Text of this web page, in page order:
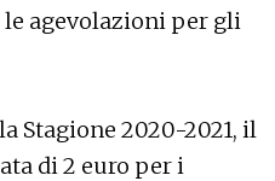
agevolazioni per gli
Stagione 2020-2021, il
di 2 euro per i